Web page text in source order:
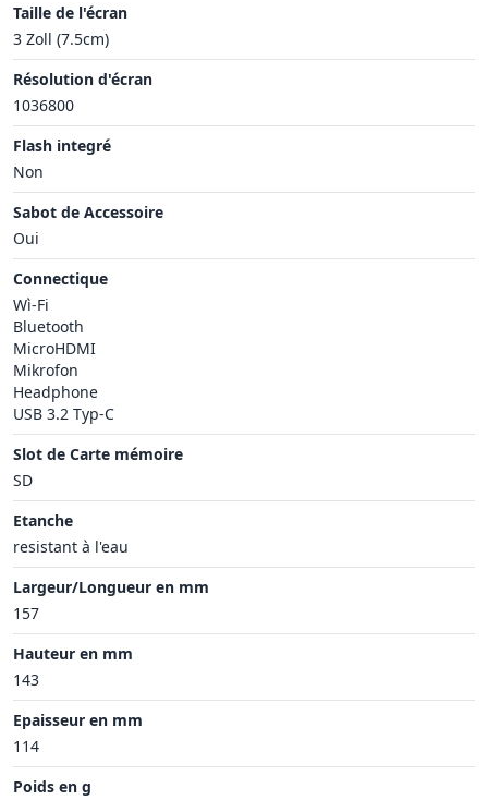
Taille de l'écran
3 Zoll (7.5cm)
Résolution d'écran
1036800
Flash integré
Non
Sabot de Accessoire
Oui
Connectique
Wì-Fi
Bluetooth
MicroHDMI
Mikrofon
Headphone
USB 3.2 Typ-C
Slot de Carte mémoire
SD
Etanche
resistant à l'eau
Largeur/Longueur en mm
157
Hauteur en mm
143
Epaisseur en mm
114
Poids en g